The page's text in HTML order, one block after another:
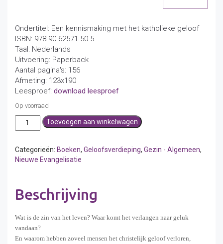
Ondertitel: Een kennismaking met het katholieke geloof
ISBN: 978 90 62571 50 5
Taal: Nederlands
Uitvoering: Paperback
Aantal pagina's: 156
Afmeting: 123x190
Leesproef: download leesproef
Op voorraad
Van
rede
Openbaring
aantal
Toevoegen aan winkelwagen
Categorieën: Boeken, Geloofsverdieping, Gezin - Algemeen,
Nieuwe Evangelisatie
Beschrijving
Wat is de zin van het leven? Waar komt het verlangen naar geluk
vandaan?
En waarom hebben zoveel mensen het christelijk geloof verloren,